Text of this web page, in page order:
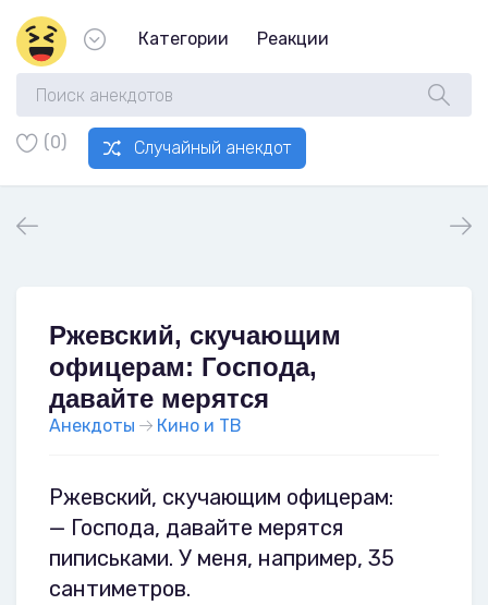
Категории Реакции
(0) Случайный анекдот
Ржевский, скучающим
офицерам: Господа,
давайте мерятся
Анекдоты Кино и ТВ
Ржевский, скучающим офицерам:
— Господа, давайте мерятся
пиписьками. У меня, например, 35
сантиметров.